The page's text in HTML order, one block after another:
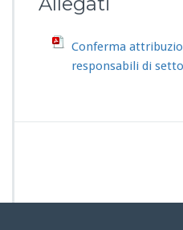
Conferma
responsabili di